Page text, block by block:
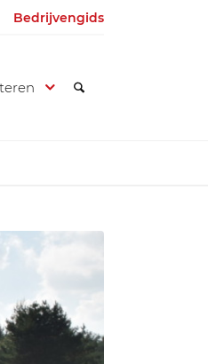
Bedrijvengids